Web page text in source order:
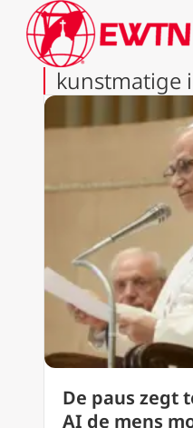
kunstmatige
De paus zegt
AI de mens